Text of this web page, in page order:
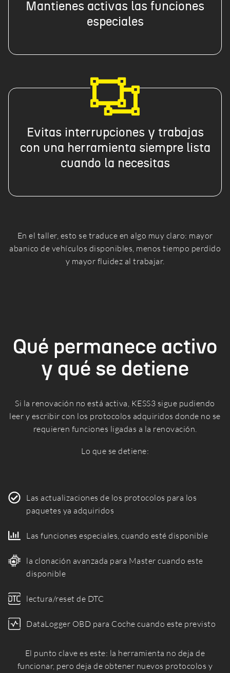
Mantienes activas las funciones
especiales
Evitas interrupciones y trabajas
con una herramienta siempre lista
cuando la necesitas
En el taller, esto se traduce en algo muy claro: mayor
abanico de vehículos disponibles, menos tiempo perdido
y mayor fluidez al trabajar.
Qué permanece activo
y qué se detiene
Si la renovación no está activa, KESS3 sigue pudiendo
leer y escribir con los protocolos adquiridos donde no se
requieren funciones ligadas a la renovación.
Lo que se detiene:
Las actualizaciones de los protocolos para los
paquetes ya adquiridos
Las funciones especiales, cuando esté disponible
la clonación avanzada para Master cuando este
disponible
lectura/reset de DTC
DataLogger OBD para Coche cuando este previsto
El punto clave es este: la herramienta no deja de
funcionar, pero deja de obtener nuevos protocolos y